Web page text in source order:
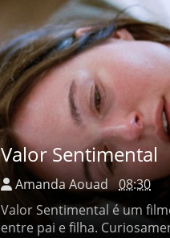
Valor Sentimental
Amanda Aouad 08:30
Valor Sentimental é um filme
filha. Curiosamente, porém,